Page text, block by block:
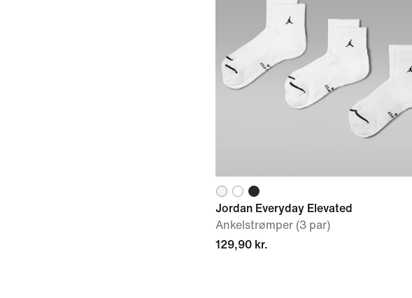
Jordan Everyday Elevated
Ankelstrømper (3 par)
129,90 kr.